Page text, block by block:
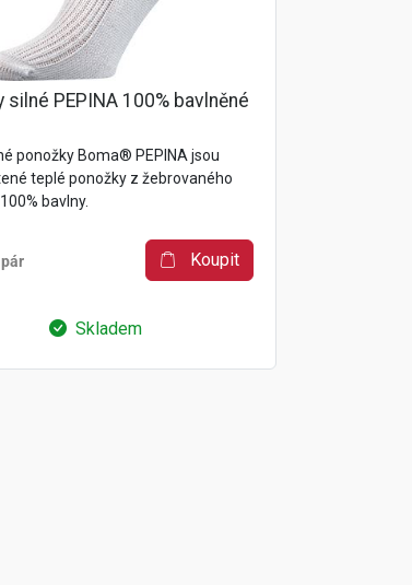
silné PEPINA 100% bavlněné
ponožky Boma® PEPINA jsou
teplé ponožky z žebrovaného
bavlny.
Koupit
Skladem